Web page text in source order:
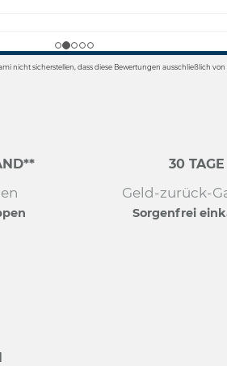
nicht sicherstellen, dass diese Bewertungen ausschließlich
30 TAGE
Geld-zurück-
Sorgenfrei